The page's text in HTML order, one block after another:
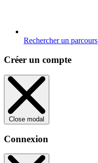
Rechercher un parcours
Créer un compte
Close modal
Connexion